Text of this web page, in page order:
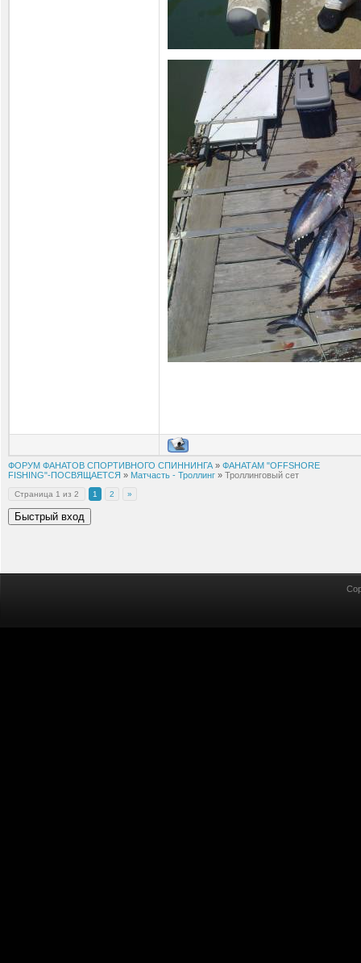
ФОРУМ ФАНАТОВ СПОРТИВНОГО СПИННИНГА » ФАНАТАМ "OFFSHORE
FISHING"-ПОСВЯЩАЕТСЯ » Матчасть - Троллинг » Троллинговый сет
Страница 1 из 2 1 2 »